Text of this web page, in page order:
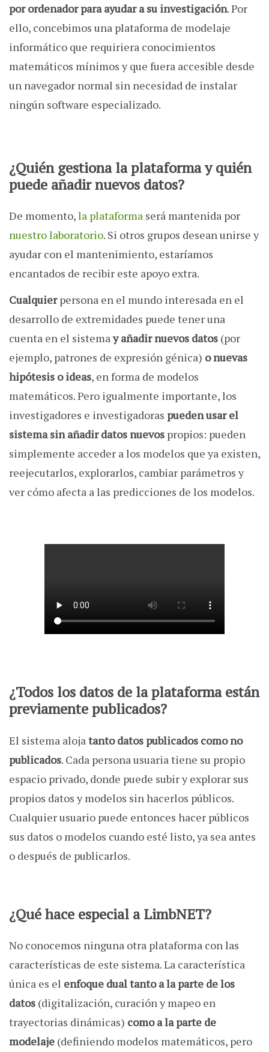
por ordenador para ayudar a su investigación. Por
ello, concebimos una plataforma de modelaje
informático que requiriera conocimientos
matemáticos mínimos y que fuera accesible desde
un navegador normal sin necesidad de instalar
ningún software especializado.
¿Quién gestiona la plataforma y quién
puede añadir nuevos datos?
De momento,la plataforma será mantenida por
nuestro laboratorio. Si otros grupos desean unirse y
ayudar con el mantenimiento, estaríamos
encantados de recibir este apoyo extra.
Cualquierpersona en el mundo interesada en el
desarrollo de extremidades puede tener una
cuenta en el sistemay añadir nuevos datos (por
ejemplo, patrones de expresión génica) o nuevas
hipótesis o ideas, en forma de modelos
matemáticos. Pero igualmente importante, los
investigadores e investigadoras pueden usar el
sistema sin añadir datos nuevos propios: pueden
simplemente acceder a los modelos que ya existen,
reejecutarlos, explorarlos, cambiar parámetros y
ver cómo afecta a las predicciones de los modelos.
¿Todos los datos de la plataforma están
previamente publicados?
El sistema aloja tanto datos publicados como no
publicados. Cada persona usuaria tiene su propio
espacio privado, donde puede subir y explorar sus
propios datos y modelos sin hacerlos públicos.
Cualquier usuario puede entonces hacer públicos
sus datos o modelos cuando esté listo, ya sea antes
o después de publicarlos.
¿Qué hace especial a LimbNET?
No conocemos ninguna otra plataforma con las
características de este sistema. La característica
única es el enfoque dual tanto a la parte de los
datos (digitalización, curación y mapeo en
trayectorias dinámicas) como a la parte de
modelaje (definiendo modelos matemáticos, pero